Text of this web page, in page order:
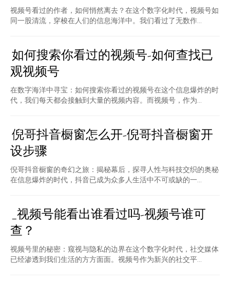
视频号看过的作者，如何悄然离去？在这个数字化时代，视频号如
同一股清流，穿梭在人们的信息海洋中。我们看过了无数作...
如何搜索你看过的视频号-如何查找已
观视频号
在数字海洋中寻宝：如何搜索你看过的视频号在这个信息爆炸的时
代，我们每天都会接触到大量的视频内容。而视频号，作为...
倪哥抖音橱窗怎么开-倪哥抖音橱窗开
设步骤
倪哥抖音橱窗的奇幻之旅：揭秘幕后，探寻人性与科技交织的奥秘
在信息爆炸的时代，抖音已成为众多人生活中不可或缺的一...
_视频号能看出谁看过吗-视频号谁可
查？
视频号里的秘密：窥视与隐私的边界在这个数字化时代，社交媒体
已经渗透到我们生活的方方面面。视频号作为新兴的社交平...